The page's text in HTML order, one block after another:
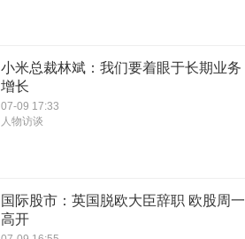
小米总裁林斌：我们要着眼于长期业务
增长
07-09 17:33
人物访谈
国际股市：英国脱欧大臣辞职 欧股周一
高开